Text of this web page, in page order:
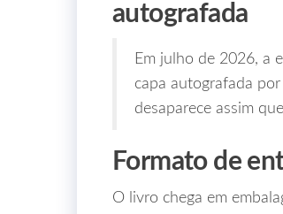
autografada
Em julho de 2026, a
capa autografada
desaparece assim
Formato de
O livro chega em